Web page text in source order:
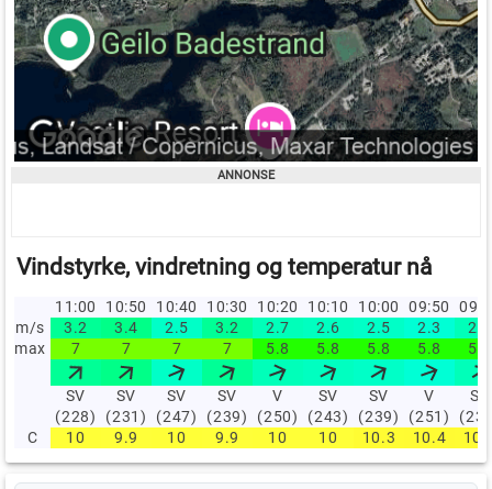
Vindstyrke, vindretning og temperatur nå
11:00 10:50 10:40 10:30 10:20 10:10 10:00 09:50
m/s
3.2 3.4 2.5 3.2 2.7 2.6 2.5 2.3
2.7
max
7 7 7 7 5.8 5.8 5.8 5.8 5.8
SV
(228)
SV
(231)
SV
(247)
SV
(239)
V
(250)
SV
(243)
SV
(239)
V
(251)
SV
C
10 9.9 10 9.9 10 10 10.3 10.4